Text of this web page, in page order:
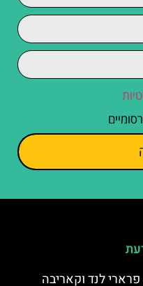
לנד וקאריבה